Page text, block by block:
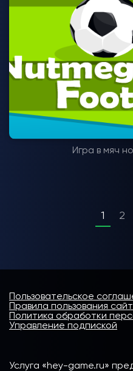
Игра в мяч
1 2
Пользовательское
Правила пользования
Политика обработки
Управление подпиской
Услуга «hey-game.ru»